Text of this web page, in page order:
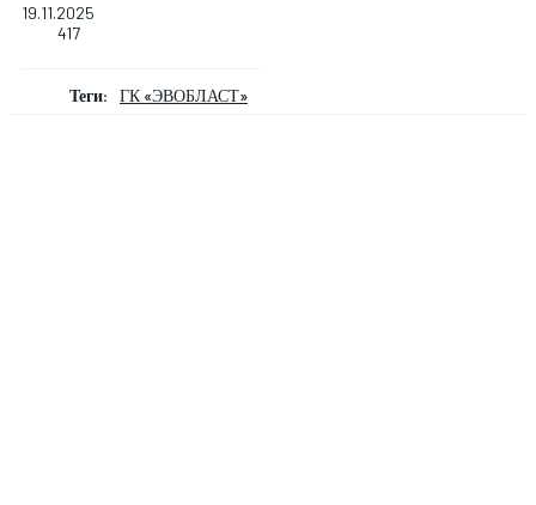
19.11.2025
417
Теги: ГК «ЭВОБЛАСТ»